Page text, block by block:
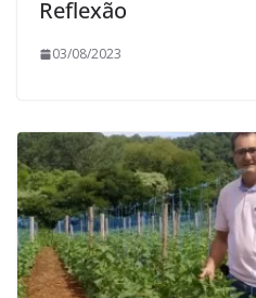
Reflexão
03/08/2023